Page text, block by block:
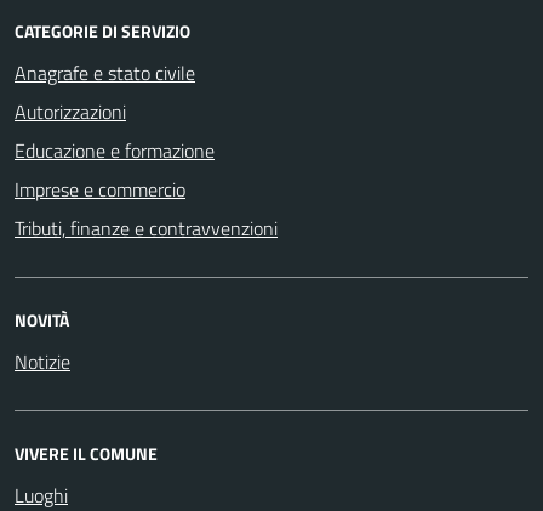
CATEGORIE DI SERVIZIO
Anagrafe e stato civile
Autorizzazioni
Educazione e formazione
Imprese e commercio
Tributi, finanze e contravvenzioni
NOVITÀ
Notizie
VIVERE IL COMUNE
Luoghi